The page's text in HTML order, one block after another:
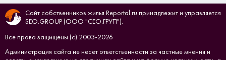
Сайт собственников жилья Reportal.ru принадлежит и управляется
SEO.GROUP (ООО "СЕО.ГРУП").
Все права защищены (с) 2003-2026
Администрация сайта не несет ответственности за частные мнения и